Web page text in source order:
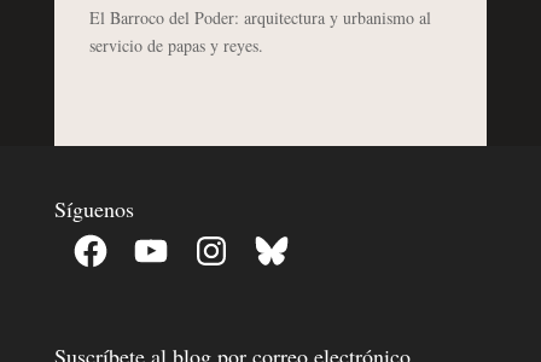
El Barroco del Poder: arquitectura y urbanismo al
servicio de papas y reyes.
Síguenos
Facebook YouTube InstagramBluesky
Suscríbete al blog por correo electrónico